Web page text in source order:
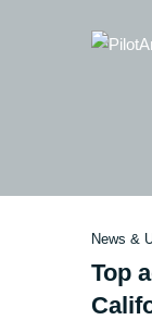
About
News &
Top